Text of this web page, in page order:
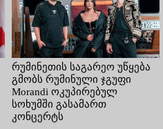
რუმინეთის საგარეო უწყება
გმობს რუმინული ჯგუფი
Morandi ოკუპირებულ
სოხუმში გასამართ
კონცერტს